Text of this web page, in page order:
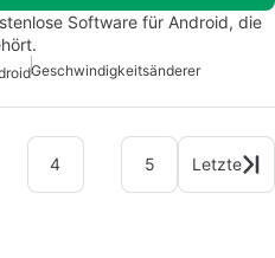
Software für Android, die
Geschwindigkeitsänderer
4 5 Letzte